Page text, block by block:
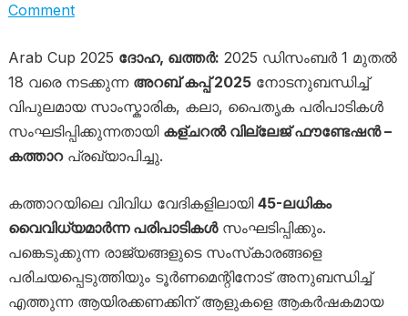
Comment
Arab Cup 2025 ദോഹ, ഖത്തർ: 2025 ഡിസംബർ 1 മുതൽ
18 വരെ നടക്കുന്ന അറബ് കപ്പ് 2025നോടനുബന്ധിച്ച്
വിപുലമായ സാംസ്കാരിക, കലാ, പൈതൃക പരിപാടികൾ
സംഘടിപ്പിക്കുന്നതായി കള്ചറൽ വില്ലേജ് ഫൗണ്ടേഷൻ –
കത്താറപ്രഖ്യാപിച്ചു.
കത്താറയിലെ വിവിധ വേദികളിലായി 45-ലധികം
വൈവിധ്യമാർന്ന പരിപാടികൾസംഘടിപ്പിക്കും.
പങ്കെടുക്കുന്ന രാജ്യങ്ങളുടെ സംസ്‌കാരങ്ങളെ
പരിചയപ്പെടുത്തിയും ടൂർണമെന്റിനോട് അനുബന്ധിച്ച്
എത്തുന്ന ആയിരക്കണക്കിന് ആളുകളെ ആകർഷകമായ